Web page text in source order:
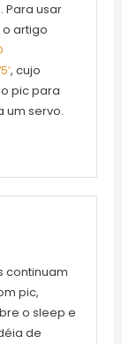
Para usar
artigo
, cujo
pic para
um servo.
continuam
pic,
o sleep e
de